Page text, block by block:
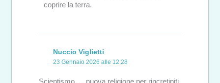
coprire la terra.
Nuccio Viglietti
23 Gennaio 2026 alle 12:28